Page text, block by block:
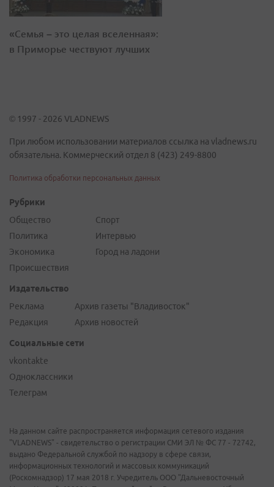
«Семья – это целая вселенная»:
в Приморье чествуют лучших
© 1997 - 2026 VLADNEWS
При любом использовании материалов ссылка на vladnews.ru
обязательна. Коммерческий отдел 8 (423) 249-8800
Политика обработки персональных данных
Рубрики
Общество
Политика
Экономика
Происшествия
Спорт
Интервью
Город на ладони
Издательство
Реклама
Редакция
Архив газеты "Владивосток"
Архив новостей
Социальные сети
vkontakte
Одноклассники
Телеграм
На данном сайте распространяется информация сетевого издания
"VLADNEWS" - свидетельство о регистрации СМИ ЭЛ № ФС 77 - 72742,
выдано Федеральной службой по надзору в сфере связи,
информационных технологий и массовых коммуникаций
(Роскомнадзор) 17 мая 2018 г. Учредитель ООО "Дальневосточный